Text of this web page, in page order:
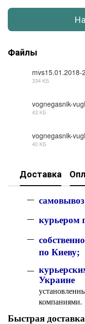
Файлы
mvs15.01.2018-
334 КБ
vognegasnik-
43 КБ
vognegasnik-
40 КБ
Доставка
с
курьером
по Киеву;
Украине
компаниями.
Быстрая